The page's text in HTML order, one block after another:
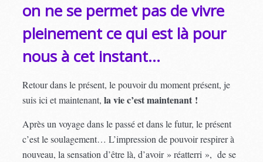
on ne se permet pas de vivre
pleinement ce qui est là pour
nous à cet instant…
Retour dans le présent, le pouvoir du moment présent, je
suis ici et maintenant,la vie c’est maintenant !
Après un voyage dans le passé et dans le futur, le présent
c’est le soulagement… L’impression de pouvoir respirer à
nouveau, la sensation d’être là, d’avoir » réatterri », de se